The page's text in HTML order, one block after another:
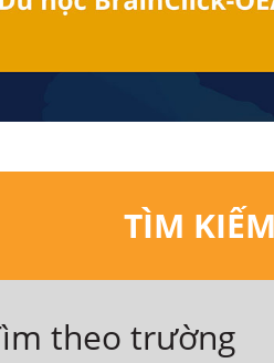
TÌM
theo trường